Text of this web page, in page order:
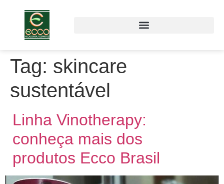
Tag: skincare
sustentável
Linha Vinotherapy:
conheça mais dos
produtos Ecco Brasil